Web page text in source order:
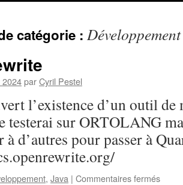
catégorie : Développement
2024parCyril Pestel
l’existence d’un outil
testerai sur ORTOLANG
d’autres pour passer à
, Java | Commentaires ferméssur